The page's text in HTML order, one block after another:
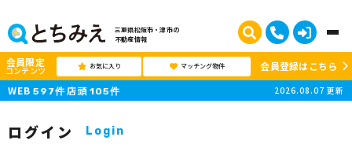
三重県松阪市・津市の
不動産情報
会員限定
コンテンツ お気に入り マッチング物件
会員登録はこちら
WEB 597件 店頭 105件 2026.08.07 更新
ログイン Login